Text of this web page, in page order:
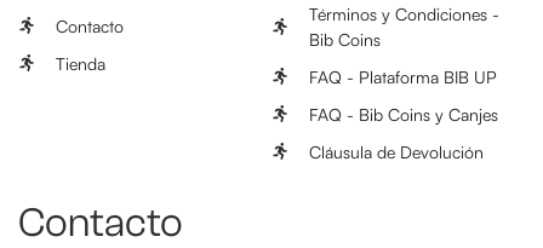
Contacto
Tienda
Términos y Condiciones -
Bib Coins
FAQ - Plataforma BIB UP
FAQ - Bib Coins y Canjes
Cláusula de Devolución
Contacto